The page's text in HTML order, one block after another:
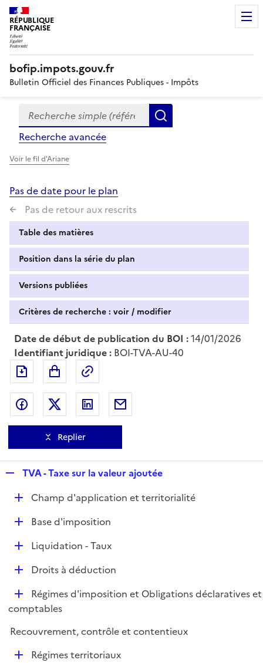
RÉPUBLIQUE
FRANÇAISE
bofip.impots.gouv.fr
Bulletin Officiel des Finances Publiques - Impôts
Formulaire
de
recherche
Recherche simple (références, mots clés, partie du
Recherche avancée
Voir le fil d'Ariane
Pas de date pour le plan
Pas de retour aux rescrits
Table des matières
Position dans la série du plan
Versions publiées
Critères de recherche : voir / modifier
Date de début de publication du BOI :14/01/2026
Identifiant juridique : BOI-TVA-AU-40
Exporter le document au format pdf
Partager sur Facebook
Partager sur Twitter
Partager sur LinkedIn
Replier
p
l
i
e
TVA - Taxe sur la valeur ajoutée
DChamp d'application et territorialité
D
r
Base d'imposition
D
e
r
Liquidation - Taux
D
l
e
Droits à déduction
D
é
l
Régimes d'imposition et Obligations déclaratives et
comptables
Recouvrement, contrôle et contentieux
DRégimes territoriaux